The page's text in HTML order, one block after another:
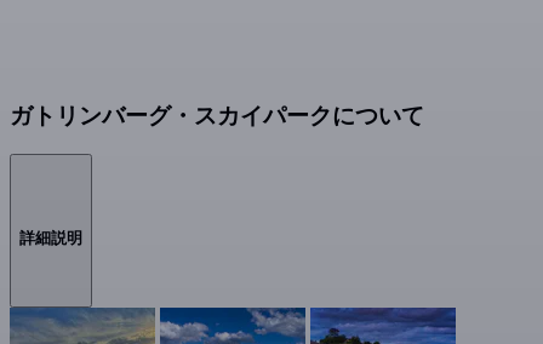
ガトリンバーグ・スカイパークについて
詳細説明